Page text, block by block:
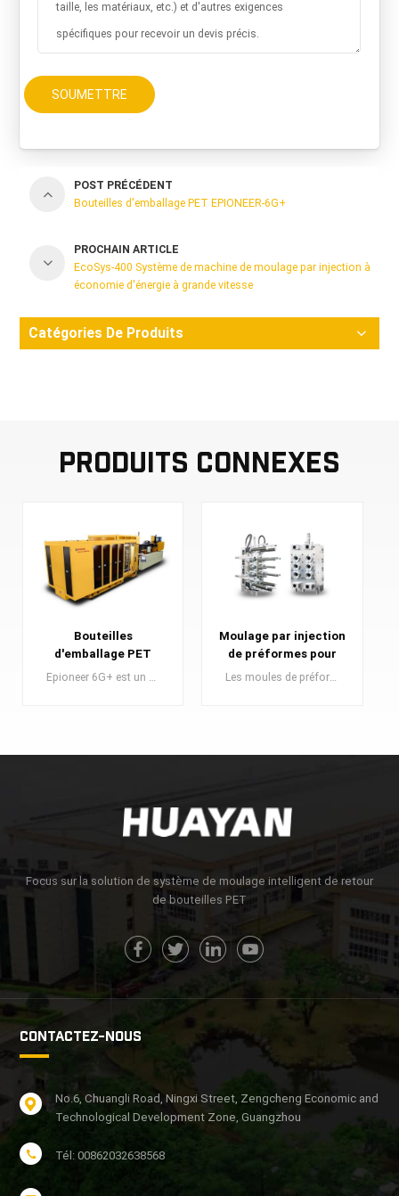
SOUMETTRE
POST PRÉCÉDENT
Bouteilles d'emballage PET EPIONEER-6G+
PROCHAIN ARTICLE
EcoSys-400 Système de machine de moulage par injection à
économie d'énergie à grande vitesse
Catégories De Produits
Produits Connexes
Moulage par injection
de préformes pour
animaux de
APPRENDRE
Système de machine
de moulage par
injection économique
APPRENDRE
ENCORE PLUS
Focus sur la solution de système de moulage intelligent de retour
de bouteilles PET
CONTACTEZ-NOUS
No.6, Chuangli Road, Ningxi Street, Zengcheng Economic and
Technological Development Zone, Guangzhou
Tél: 00862032638568